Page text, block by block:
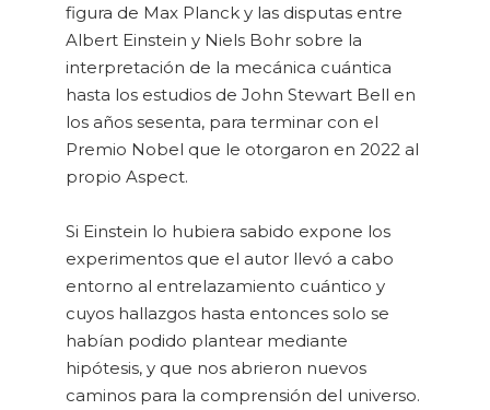
figura de Max Planck y las disputas entre
Albert Einstein y Niels Bohr sobre la
interpretación de la mecánica cuántica
hasta los estudios de John Stewart Bell en
los años sesenta, para terminar con el
Premio Nobel que le otorgaron en 2022 al
propio Aspect.
Si Einstein lo hubiera sabido expone los
experimentos que el autor llevó a cabo
entorno al entrelazamiento cuántico y
cuyos hallazgos hasta entonces solo se
habían podido plantear mediante
hipótesis, y que nos abrieron nuevos
caminos para la comprensión del universo.